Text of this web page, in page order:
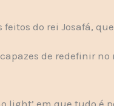
do rei Josafá,
capazes de redefinir